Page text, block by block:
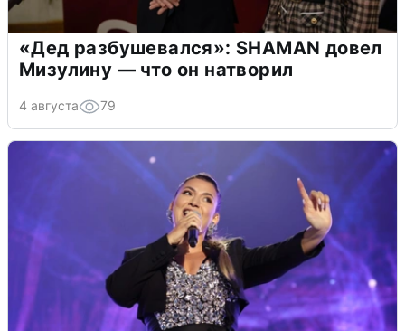
«Дед разбушевался»: SHAMAN довел
Мизулину — что он натворил
4 августа 79